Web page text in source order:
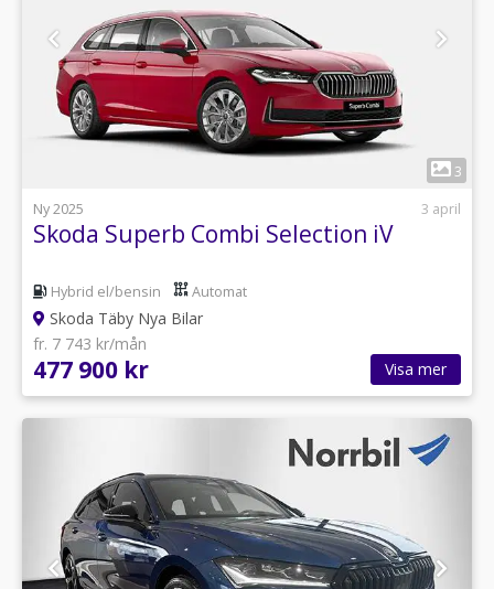
1
3
Ny 2025
3 april
Skoda Superb Combi Selection iV
Hybrid el/bensin Automat
Skoda Täby Nya Bilar
fr. 7 743 kr/mån
477 900 kr Visa mer